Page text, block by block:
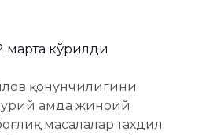
марта кўрилди
қонунчилигини
ҳамда жиноий
масалалар тахдил